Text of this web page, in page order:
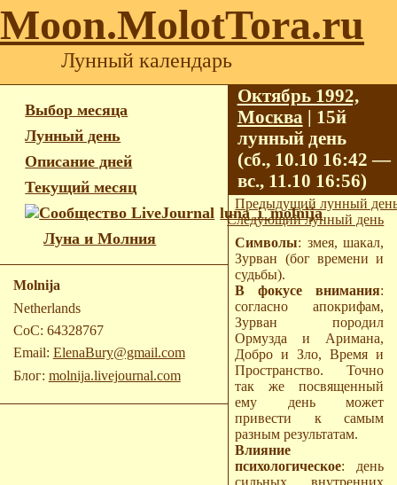
Moon.MolotTora.ru
Лунный календарь
Выбор месяца
Лунный день
Описание дней
Текущий месяц
luna_i_molnija
Луна и Молния
Molnija
Netherlands
CoC: 64328767
Email: ElenaBury@gmail.com
Блог: molnija.livejournal.com
Октябрь 1992,
Москва | 15й
лунный день
(сб., 10.10 16:42 —
вс., 11.10 16:56)
Предыдущий лунный
Следующий лунный день
Символы: змея, шакал,
Зурван (бог времени и
судьбы).
В фокусе внимания:
согласно апокрифам,
Зурван породил
Ормузда и Аримана,
Добро и Зло, Время и
Пространство. Точно
так же посвященный
ему день может
привести к самым
разным результатам.
Влияние
психологическое: день
сильных внутренних